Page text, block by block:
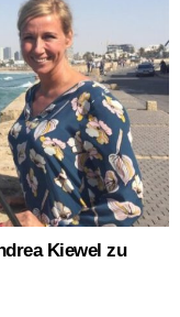
Kiewel zu